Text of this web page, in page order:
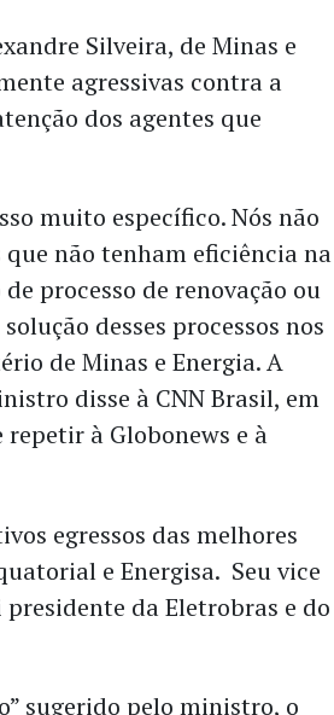
Silveira, de Minas e
agressivas contra a
dos agentes que
muito específico. Nós não
não tenham eficiência na
processo de renovação ou
desses processos nos
de Minas e Energia. A
disse à CNN Brasil, em
à Globonews e à
egressos das melhores
e Energisa. Seu vice
da Eletrobras e do
sugerido pelo ministro, o